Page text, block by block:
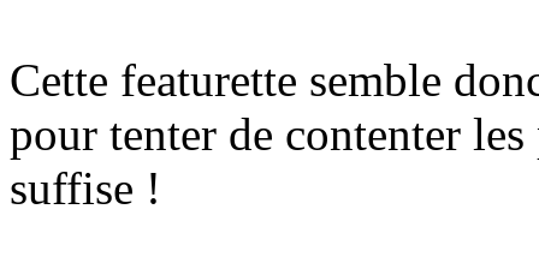
Cette featurette semble
pour tenter de contenter
suffise !